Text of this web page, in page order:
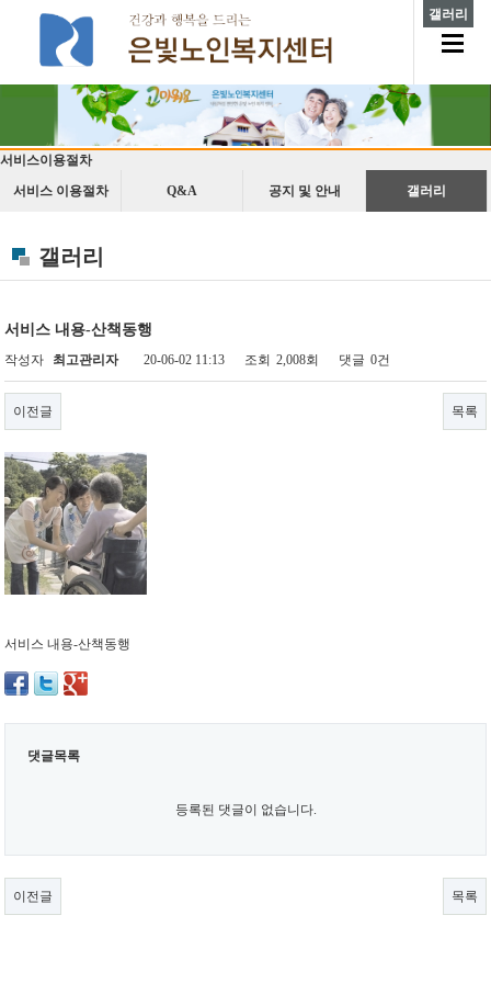
서비스이용절차
서비스 이용절차
Q&A 공지 및 안내 갤러리
갤러리
갤러리
서비스 내용-산책동행
작성자 최고관리자 20-06-02 11:13 조회 2,008회 댓글 0건
이전글 목록
서비스 내용-산책동행
댓글목록
등록된 댓글이 없습니다.
이전글 목록